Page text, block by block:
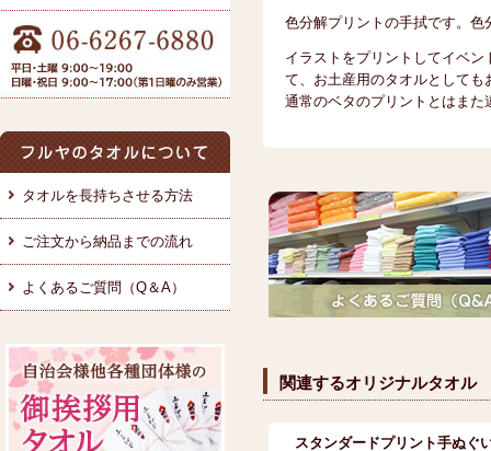
色分解プリントの手拭です。
イラストをプリントしてイベ
て、お土産用のタオルとして
通常のベタのプリントとはま
関連するオリジナルタオル
スタンダードプリント手ぬぐ
タオルを長持ちさせる方法
ご注文から納品までの流れ
よくあるご質問（Q＆A）